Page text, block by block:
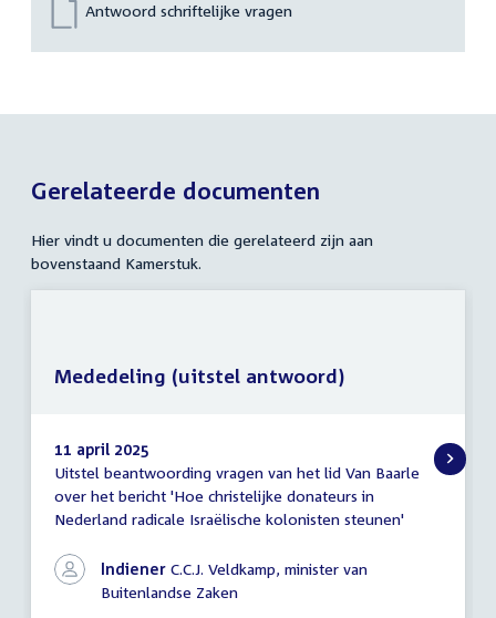
Antwoord schriftelijke vragen
Gerelateerde documenten
Hier vindt u documenten die gerelateerd zijn aan
bovenstaand Kamerstuk.
Mededeling
(uitstel
antwoord)
11 april 2025
Uitstel beantwoording vragen van het lid Van Baarle
over het bericht 'Hoe christelijke donateurs in
Nederland radicale Israëlische kolonisten steunen'
Indiener C.C.J. Veldkamp, minister van
Buitenlandse Zaken
Mededeling (uitstel antwoord)